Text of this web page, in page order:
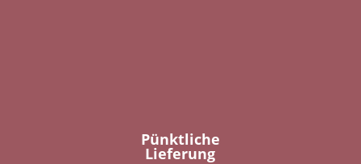
Pünktliche
Lieferung